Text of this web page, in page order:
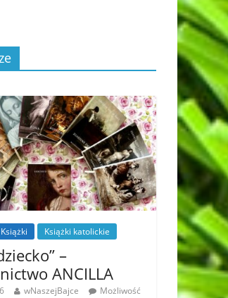
Książki Książki katolickie
–
ANCILLA
wNaszejBajce
Możliwość